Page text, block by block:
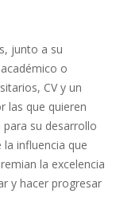
junto a su
o
CV y un
las que quieren
su desarrollo
influencia que
la excelencia
y hacer progresar